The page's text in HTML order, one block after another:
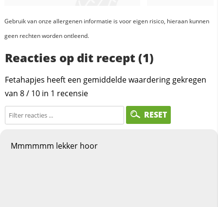
Gebruik van onze allergenen informatie is voor eigen risico, hieraan kunnen
geen rechten worden ontleend.
Reacties op dit recept (1)
Fetahapjes heeft een gemiddelde waardering gekregen
van 8/ 10 in 1 recensie
RESET
Mmmmmm lekker hoor